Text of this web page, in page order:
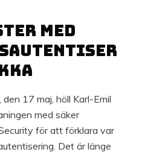
med
17 maj, höll Karl-Emil
med säker
för att förklara var
Det är länge